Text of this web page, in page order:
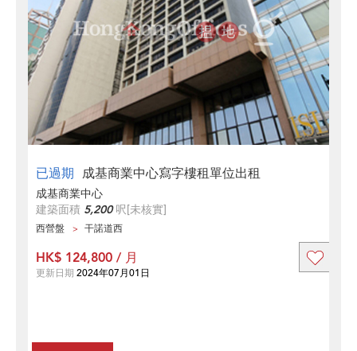
已過期 成基商業中心寫字樓租單位出租
成基商業中心
建築面積 5,200呎[未核實]
西營盤 干諾道西
HK$ 124,800 / 月
更新日期 2024年07月01日